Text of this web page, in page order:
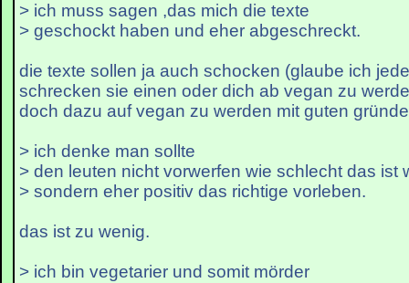
> ich muss sagen ,das mich die texte
> geschockt haben und eher abgeschreckt.
die texte sollen ja auch schocken (glaube ich
schrecken sie einen oder dich ab vegan zu
doch dazu auf vegan zu werden mit guten
> ich denke man sollte
> den leuten nicht vorwerfen wie schlecht das ist
> sondern eher positiv das richtige vorleben.
das ist zu wenig.
> ich bin vegetarier und somit mörder